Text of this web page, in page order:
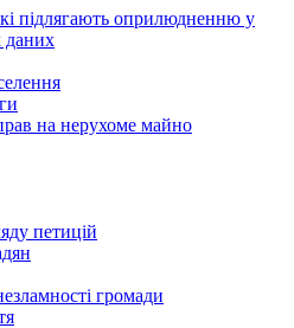
підлягають оприлюдненню у
даних
на нерухоме майно
петицій
громади